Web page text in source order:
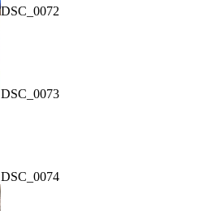
DSC_0072
DSC_0073
DSC_0074